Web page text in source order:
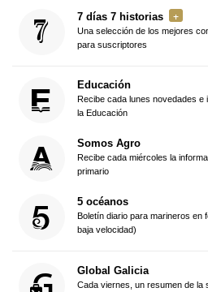
7 días 7 historias
Una selección de los mejores
para suscriptores
Educación
Recibe cada lunes novedades e
la Educación
Somos Agro
Recibe cada miércoles la
primario
5 océanos
Boletín diario para marineros en
baja velocidad)
Global Galicia
Cada viernes, un resumen de la